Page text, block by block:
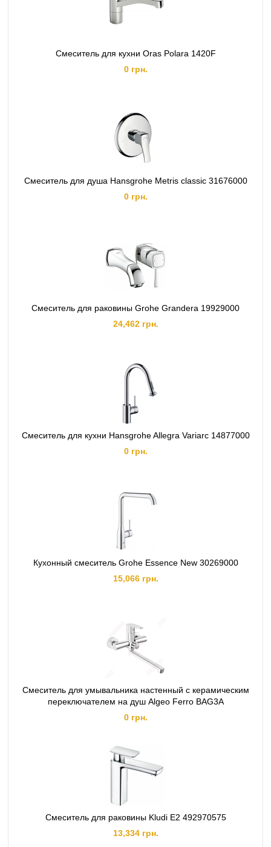
Смеситель для кухни Oras Polara 1420F
0 грн.
Смеситель для душа Hansgrohe Metris classic 31676000
0 грн.
Смеситель для раковины Grohe Grandera 19929000
24,462 грн.
Смеситель для кухни Hansgrohe Allegra Variarc 14877000
0 грн.
Кухонный смеситель Grohe Essence New 30269000
15,066 грн.
Смеситель для умывальника настенный с керамическим
переключателем на душ Algeo Ferro BAG3A
0 грн.
Смеситель для раковины Kludi E2 492970575
13,334 грн.